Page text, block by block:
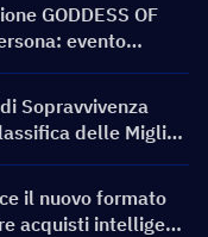
GODDESS OF
evento
personaggi,
Sopravvivenza
delle Migliori
il nuovo formato
acquisti intelligenti